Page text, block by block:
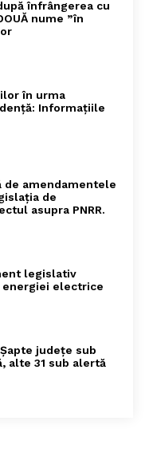
înfrângerea cu
nume ”în
în urma
Informațiile
de amendamentele
de
asupra PNRR.
legislativ
electrice
județe sub
alte 31 sub alertă